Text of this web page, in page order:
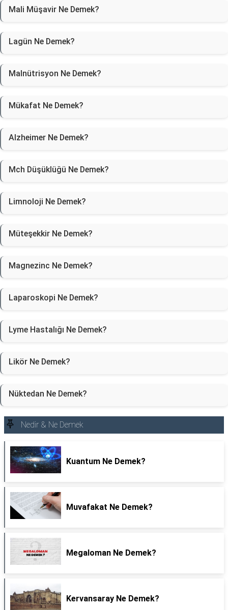
Mali Müşavir Ne Demek?
Lagün Ne Demek?
Malnütrisyon Ne Demek?
Mükafat Ne Demek?
Alzheimer Ne Demek?
Mch Düşüklüğü Ne Demek?
Limnoloji Ne Demek?
Müteşekkir Ne Demek?
Magnezinc Ne Demek?
Laparoskopi Ne Demek?
Lyme Hastalığı Ne Demek?
Likör Ne Demek?
Nüktedan Ne Demek?
Nedir & Ne Demek
Kuantum Ne Demek?
Muvafakat Ne Demek?
Megaloman Ne Demek?
Kervansaray Ne Demek?